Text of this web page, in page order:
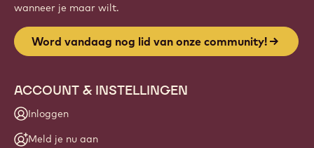
wanneer je maar wilt.
Word vandaag nog lid van onze community!
ACCOUNT & INSTELLINGEN
Inloggen
Meld je nu aan